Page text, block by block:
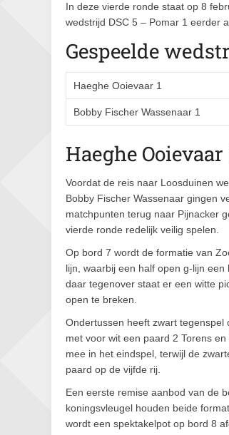
In deze vierde ronde staat op 8
wedstrijd DSC 5 – Pomar 1 eerder
Gespeelde
Haeghe Ooievaar 1
Bobby Fischer Wassenaar 1
Haeghe
Voordat de reis naar Loosduinen
Bobby Fischer Wassenaar gingen
matchpunten terug naar Pijnacker
vierde ronde redelijk veilig spelen.
Op bord 7 wordt de formatie van
lijn, waarbij een half open g-lijn
daar tegenover staat er een witte
open te breken.
Ondertussen heeft zwart
met voor wit een paard 2 Torens
mee in het eindspel, terwijl de
paard op de vijfde rij.
Een eerste remise aanbod van de
koningsvleugel houden beide
wordt een spektakelpot op bord 8